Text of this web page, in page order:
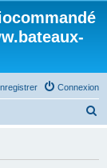
Connexion